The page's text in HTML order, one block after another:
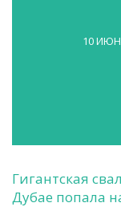
10
Гигантская
Дубае попала